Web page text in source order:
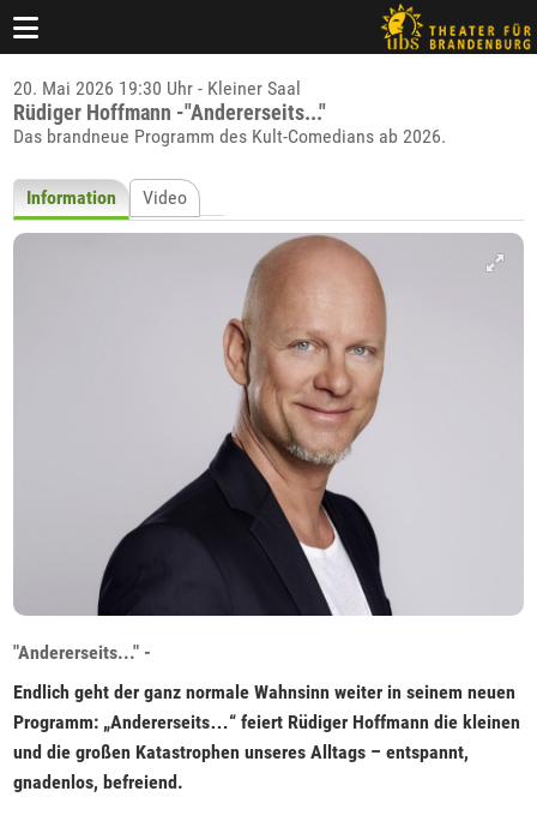
20. Mai 2026 19:30 Uhr - Kleiner Saal
Rüdiger Hoffmann -"Andererseits..."
Das brandneue Programm des Kult-Comedians ab 2026.
Information Video
"Andererseits..." -
Endlich geht der ganz normale Wahnsinn weiter in seinem neuen
Programm: „Andererseits…“ feiert Rüdiger Hoffmann die kleinen
und die großen Katastrophen unseres Alltags – entspannt,
gnadenlos, befreiend.